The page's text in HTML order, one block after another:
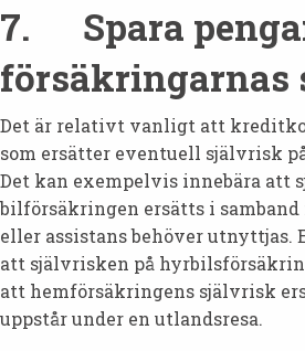
7. Spara
försäkringarnas
Det är relativt vanligt att
som ersätter eventuell självrisk
Det kan exempelvis innebära att
bilförsäkringen ersätts i
eller assistans behöver utnyttjas.
att självrisken på
att hemförsäkringens självrisk
uppstår under en utlandsresa.